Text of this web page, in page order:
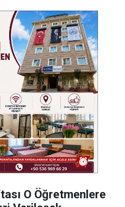
O Öğretmenlere